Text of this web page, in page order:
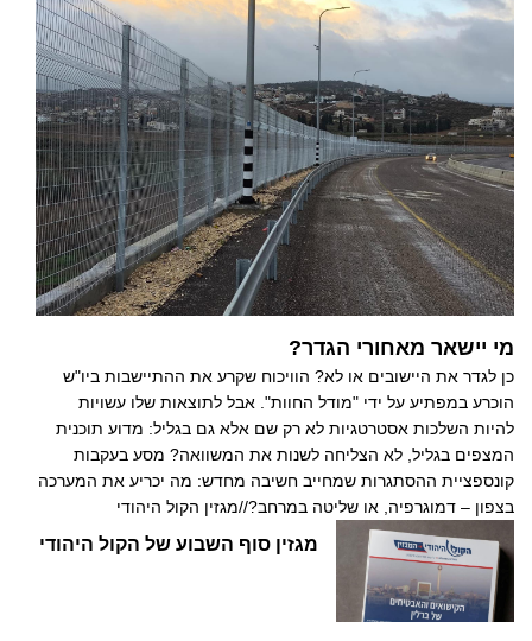
מי יישאר מאחורי הגדר?
כן לגדר את היישובים או לא? הוויכוח שקרע את ההתיישבות ביו"ש
הוכרע במפתיע על ידי "מודל החוות". אבל לתוצאות שלו עשויות
להיות השלכות אסטרטגיות לא רק שם אלא גם בגליל: מדוע תוכנית
המצפים בגליל, לא הצליחה לשנות את המשוואה? מסע בעקבות
קונספציית ההסתגרות שמחייב חשיבה מחדש: מה יכריע את המערכה
בצפון – דמוגרפיה, או שליטה במרחב?//מגזין הקול היהודי
מגזין סוף השבוע של הקול היהודי